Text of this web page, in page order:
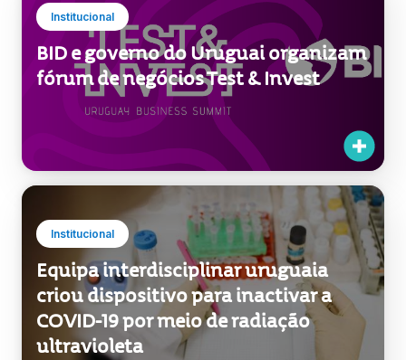
Institucional
BID e governo do Uruguai organizam
fórum de negócios Test & Invest
Institucional
Equipa interdisciplinar uruguaia
criou dispositivo para inactivar a
COVID-19 por meio de radiação
ultravioleta